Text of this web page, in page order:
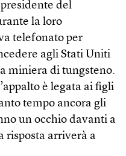
del
la loro
telefonato per
agli Stati Uniti
miniera di tungsteno.
è legata ai figli
tempo ancora gli
un occhio davanti a
risposta arriverà a